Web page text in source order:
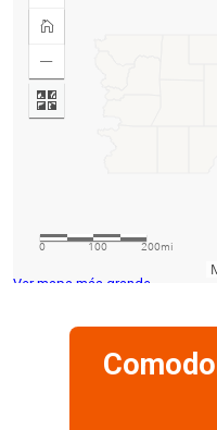
Ver mapa más grande